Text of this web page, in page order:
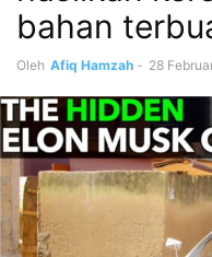
bahan
Oleh Afiq Hamzah - 28